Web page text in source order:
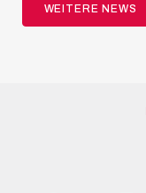
WEITERE NEWS